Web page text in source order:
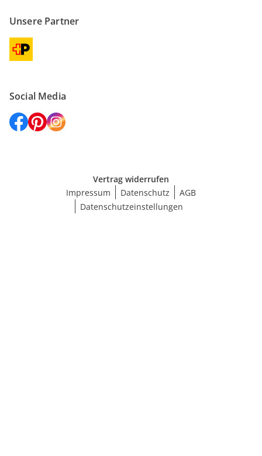
Unsere Partner
Social Media
Vertrag widerrufen
Impressum
Datenschutz
AGB
Datenschutzeinstellungen